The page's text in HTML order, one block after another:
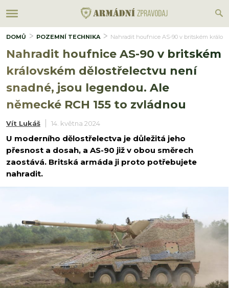
DOMŮ POZEMNÍ TECHNIKA Nahradit houfnice AS-90 v britském
Nahradit houfnice AS-90 v britském
královském dělostřelectvu není
snadné, jsou legendou. Ale
německé RCH 155 to zvládnou
Vít Lukáš 14. května 2024
U moderního dělostřelectva je důležitá jeho
přesnost a dosah, a AS-90 již v obou směrech
zaostává. Britská armáda ji proto potřebujete
nahradit.